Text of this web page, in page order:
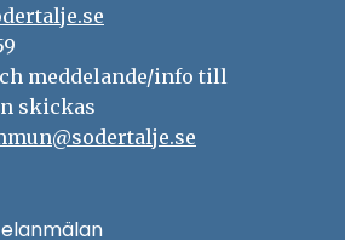
meddelande/info till
skickas